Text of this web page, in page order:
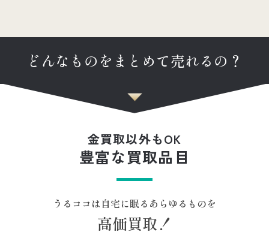
どんなものをまとめて売れるの？
金買取以外もOK
豊富な買取品目
うるココは自宅に眠るあらゆるものを
高価買取！